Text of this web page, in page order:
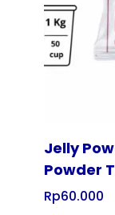
Jelly
Powder
Rp60.000